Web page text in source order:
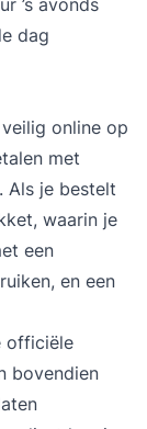
dag
online op
met
Als je bestelt
waarin je
een
en een
officiële
bovendien